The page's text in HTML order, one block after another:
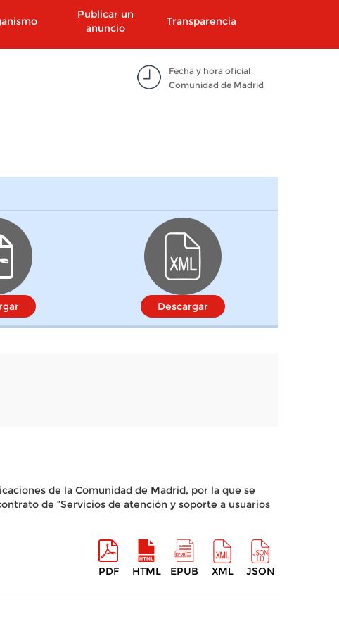
Publicar un
anuncio
Transparencia
Fecha y hora oficial
Comunidad de Madrid
Descargar
de la Comunidad de Madrid, por la que se
de “Servicios de atención y soporte a usuarios
PDF HTML EPUB XML JSON